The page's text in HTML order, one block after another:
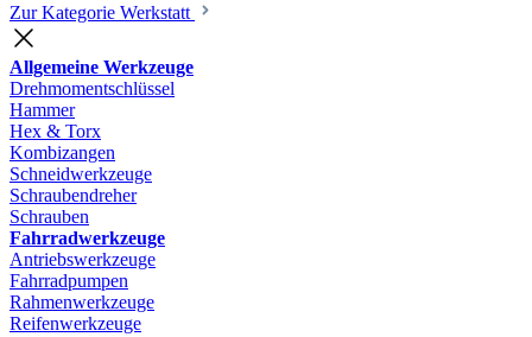
Zur Kategorie Werkstatt
Allgemeine Werkzeuge
Drehmomentschlüssel
Hammer
Hex & Torx
Kombizangen
Schneidwerkzeuge
Schraubendreher
Schrauben
Fahrradwerkzeuge
Antriebswerkzeuge
Fahrradpumpen
Rahmenwerkzeuge
Reifenwerkzeuge